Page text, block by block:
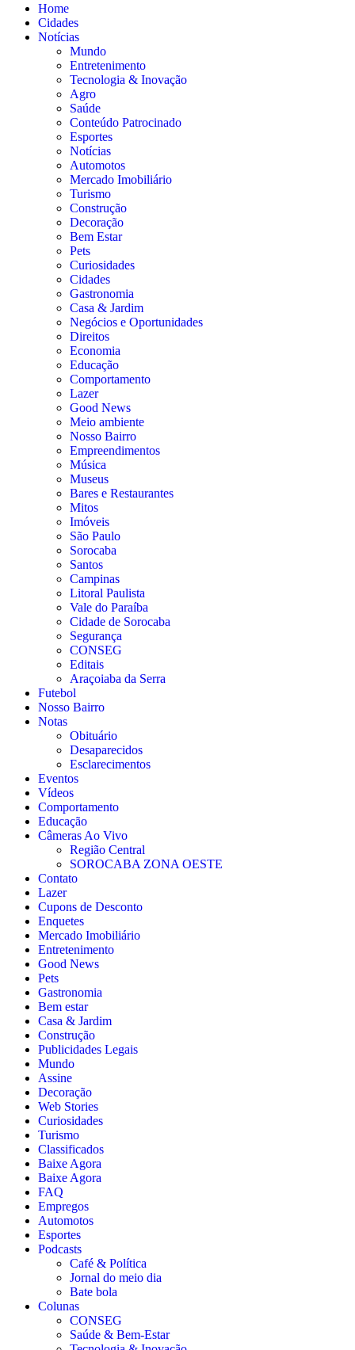
Home
Cidades
Notícias
Mundo
Entretenimento
Tecnologia & Inovação
Agro
Saúde
Conteúdo Patrocinado
Esportes
Notícias
Automotos
Mercado Imobiliário
Turismo
Construção
Decoração
Bem Estar
Pets
Curiosidades
Cidades
Gastronomia
Casa & Jardim
Negócios e Oportunidades
Direitos
Economia
Educação
Comportamento
Lazer
Good News
Meio ambiente
Nosso Bairro
Empreendimentos
Música
Museus
Bares e Restaurantes
Mitos
Imóveis
São Paulo
Sorocaba
Santos
Campinas
Litoral Paulista
Vale do Paraíba
Cidade de Sorocaba
Segurança
CONSEG
Editais
Araçoiaba da Serra
Futebol
Nosso Bairro
Notas
Obituário
Desaparecidos
Esclarecimentos
Eventos
Vídeos
Comportamento
Educação
Câmeras Ao Vivo
Região Central
SOROCABA ZONA OESTE
Contato
Lazer
Cupons de Desconto
Enquetes
Mercado Imobiliário
Entretenimento
Good News
Pets
Gastronomia
Bem estar
Casa & Jardim
Construção
Publicidades Legais
Mundo
Assine
Decoração
Web Stories
Curiosidades
Turismo
Classificados
Baixe Agora
Baixe Agora
FAQ
Empregos
Automotos
Esportes
Podcasts
Café & Política
Jornal do meio dia
Bate bola
Colunas
CONSEG
Saúde & Bem-Estar